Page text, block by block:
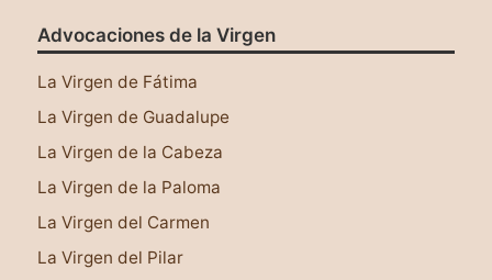
Advocaciones de la Virgen
La Virgen de Fátima
La Virgen de Guadalupe
La Virgen de la Cabeza
La Virgen de la Paloma
La Virgen del Carmen
La Virgen del Pilar